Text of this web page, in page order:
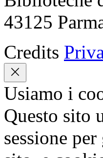
43125
Credits
Usiamo i
Questo sito
sessione